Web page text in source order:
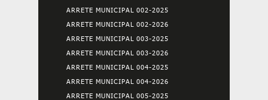
ARRETE MUNICIPAL 002-2025
ARRETE MUNICIPAL 002-2026
ARRETE MUNICIPAL 003-2025
ARRETE MUNICIPAL 003-2026
ARRETE MUNICIPAL 004-2025
ARRETE MUNICIPAL 004-2026
ARRETE MUNICIPAL 005-2025